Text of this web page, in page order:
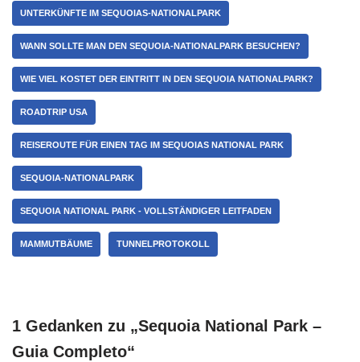
UNTERKÜNFTE IM SEQUOIAS-NATIONALPARK
WANN SOLLTE MAN DEN SEQUOIA-NATIONALPARK BESUCHEN?
WIE VIEL KOSTET DER EINTRITT IN DEN SEQUOIA NATIONALPARK?
ROADTRIP USA
REISEROUTE FÜR EINEN TAG IM SEQUOIAS NATIONAL PARK
SEQUOIA-NATIONALPARK
SEQUOIA NATIONAL PARK - VOLLSTÄNDIGER LEITFADEN
MAMMUTBÄUME TUNNELPROTOKOLL
1 Gedanken zu „Sequoia National Park –
Guia Completo“